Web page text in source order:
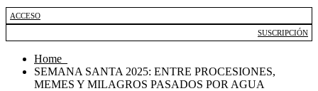
ACCESO
SUSCRIPCIÓN
Home
SEMANA SANTA 2025: ENTRE PROCESIONES,
MEMES Y MILAGROS PASADOS POR AGUA